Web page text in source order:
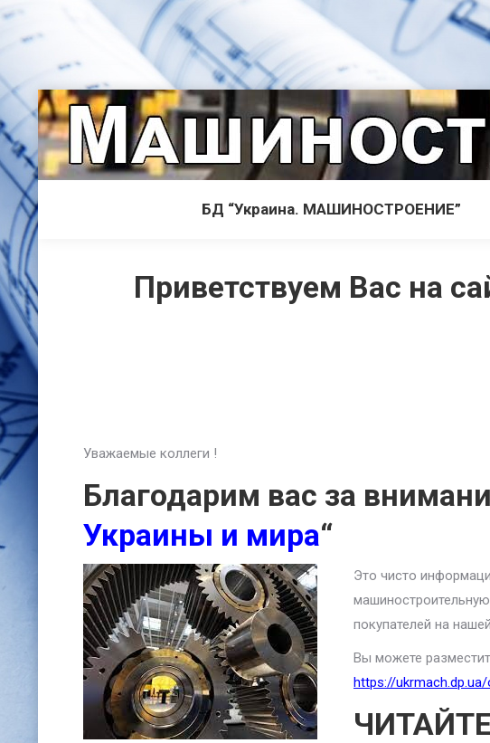
БД “Украина. МАШИНОСТРОЕНИЕ”
Приветствуем Вас на
Уважаемые коллеги !
Благодарим вас за
Украины и мира“
Это чисто
покупателей на
Вы можете
https://ukrmach.dp.ua/